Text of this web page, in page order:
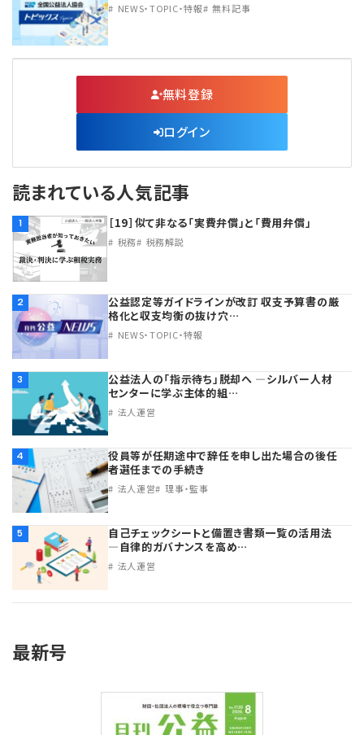
NEWS・TOPIC・特報 無料記事
無料登録
ログイン
読まれている人気記事
1 ［19］似て非なる「実費弁償」と「費用弁償」
税務 税務解説
2
公益認定等ガイドラインが改訂 収支予算書の厳
格化と収支均衡の抜け穴…
NEWS・TOPIC・特報
3
公益法人の「指示待ち」脱却へ ―シルバー人材
センターに学ぶ主体的組…
法人運営
4
役員等が任期途中で辞任を申し出た場合の後任
者選任までの手続き
法人運営 理事・監事
5
自己チェックシートと備置き書類一覧の活用法
―自律的ガバナンスを高め…
法人運営
最新号